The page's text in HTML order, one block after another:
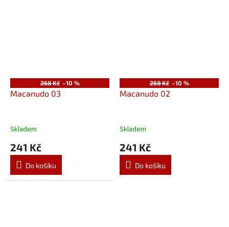
268 Kč –10 %
Macanudo 03
Skladem
241 Kč
Do košíku
268 Kč –10 %
Macanudo 02
Skladem
241 Kč
Do košíku